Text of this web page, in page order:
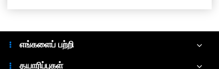
எங்களைப் பற்றி
தயாரிப்புகள்